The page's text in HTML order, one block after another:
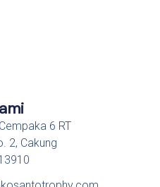
6 RT
2, Cakung